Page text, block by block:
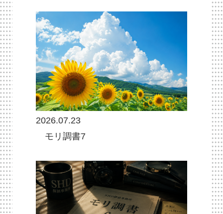
2026.07.23
モリ調書7